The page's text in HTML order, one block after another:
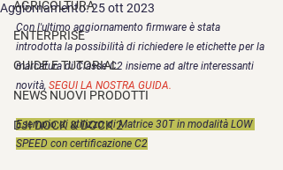
AGRICOLTURA
ENTERPRISE
GUIDE E TUTORIAL
NEWS NUOVI PRODOTTI
DJI DOCK & DOCK 2
Aggiornamento:25 ott 2023
Con l'ultimo aggiornamento firmware è stata
introdotta la possibilità di richiedere le etichette per la
marcatura di Classe C2 insieme ad altre interessanti
novità, SEGUI LA NOSTRA GUIDA.
Esempio di utilizzo di Matrice 30T in modalità LOW
SPEED con certificazione C2